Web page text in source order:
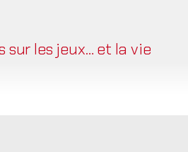
les jeux… et la vie